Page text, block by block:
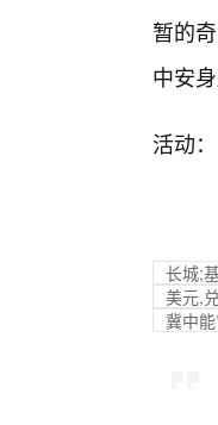
暂的
中安身
活动
长城;
美元,
冀中